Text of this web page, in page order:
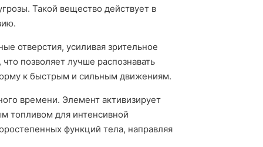
Такой вещество действует в
отверстия, усиливая зрительное
позволяет лучше распознавать
к быстрым и сильным движениям.
времени. Элемент активизирует
топливом для интенсивной
функций тела, направляя